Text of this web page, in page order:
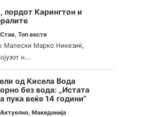
лордот Карингтон и
Став,Топ вести
Малески Марко Никезиќ,
н...
од Кисела Вода
без вода: „Истата
пука веќе 14 години“
Актуелно,Македонија